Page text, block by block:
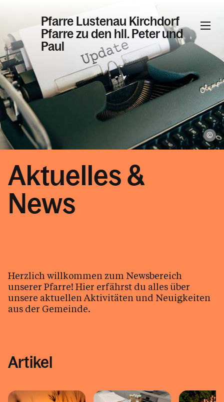
Pfarre Lustenau Kirchdorf
Pfarre zu den hll. Peter und
Paul
Informationen
Häufige Fragen
Kinder, Familie & Minis
Jugend
Nikolausaktion 2025
Pfarrgemeinderat
Pfarrkirchenrat
Firmung
Tod, Beerdigung & Trauer
Pfarrblatt
Personen
Aktuelles &
News
Herzlich willkommen zum Newsbereich
unserer Pfarre! Hier erfährst du alles über
unsere aktuellen Aktivitäten und Neuigkeiten
aus der Gemeinde.
Artikel